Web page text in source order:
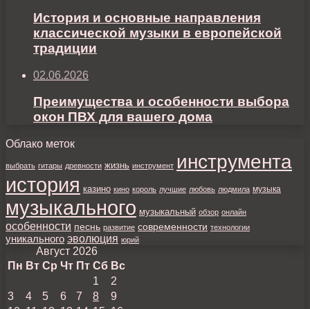
История и основные направления
классической музыки в европейской
традиции
02.06.2026
Преимущества и особенности выбора
окон ПВХ для вашего дома
Облако меток
выбрать гитары древности жизнь инструмент инструмента
история казино кино король лучшие любовь людмила музыка
музыкального музыкальный обзор онлайн
особенности песнь развитие современности технологии
уникального эволюция юрий
Август 2026
Пн Вт Ср Чт Пт Сб Вс
1
2
3
4 5 6 7 8
9